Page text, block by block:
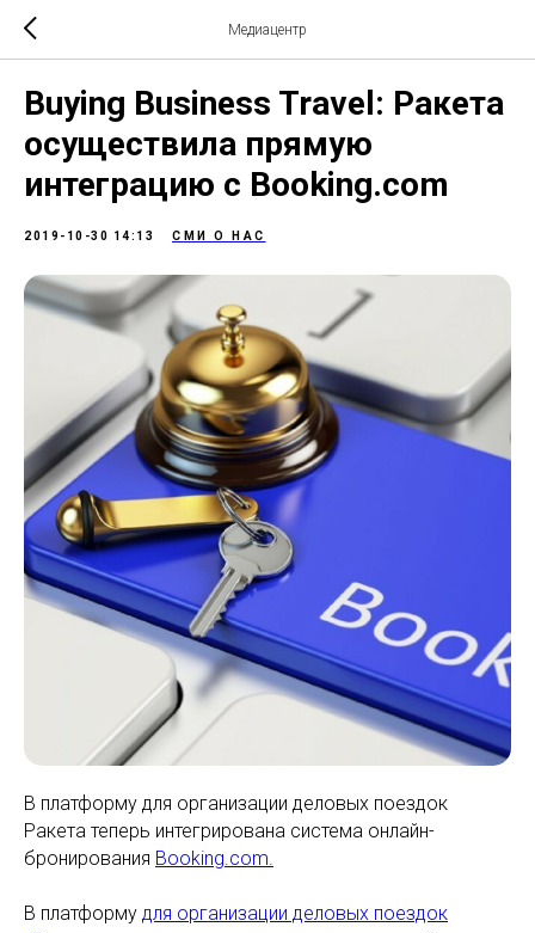
Медиацентр
Buying Business Travel: Ракета
осуществила прямую
интеграцию с Booking.com
2019-10-30 14:13 СМИ О НАС
В платформу для организации деловых поездок
Ракета теперь интегрирована система онлайн-
бронирования Booking.com.
В платформу для организации деловых поездок